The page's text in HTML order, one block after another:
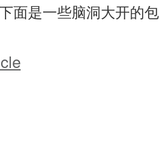
面是一些脑洞大开的